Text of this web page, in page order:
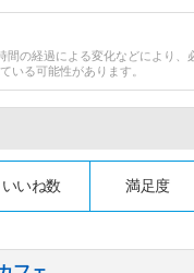
間の経過による変化などにより、
いる可能性があります。
いいね数 満足度